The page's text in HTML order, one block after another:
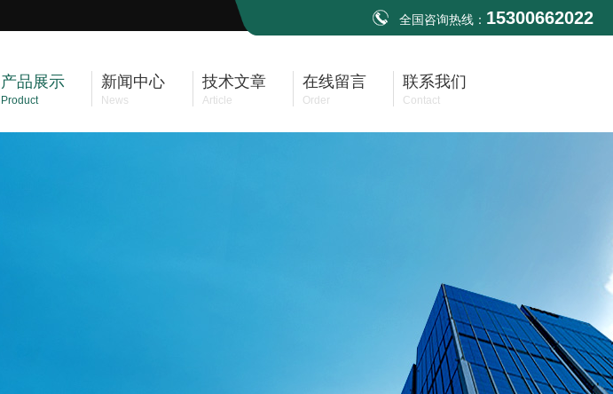
全国咨询热线： 15300662022
产品展示
Product
新闻中心
News
技术文章
Article
在线留言
Order
联系我们
Contact